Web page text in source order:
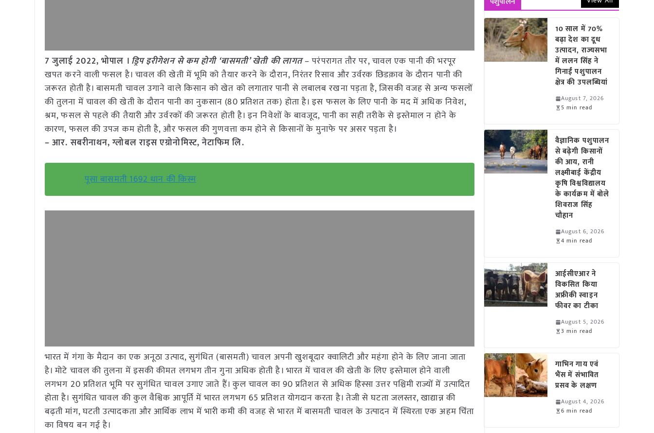
7 जुलाई 2022, भोपाल । ड्रिप इरीगेशन से कम होगी ‘बासमती’ खेती की लागत– परंपरागत तौर पर, चावल एक पानी की भरपूर
खपत करने वाली फसल है। चावल की खेती में भूमि को तैयार करने के दौरान, निरंतर रिसाव और उर्वरक छिडक़ाव के दौरान पानी की
जरूरत होती है। बासमती चावल उगाने वाले किसान को खेत को लगातार पानी से लबालब रखना पड़ता है, जिसकी वजह से अन्य फसलों
की तुलना में चावल की खेती के दौरान पानी का नुकसान (80 प्रतिशत तक) होता है। इस फसल के लिए पानी के मद में अधिक निवेश,
श्रम, फसल से पहले की तैयारी और उर्वरकों की जरूरत होती है। इन निवेशों के बावजूद, पानी का सही तरीके से इस्तेमाल न होने के
कारण, फसल की उपज कम होती है, और फसल की गुणवत्ता कम होने से किसानों के मुनाफे पर असर पड़ता है।
– आर. सबरीनाथन, ग्लोबल राइस एग्रोनोमिस्ट, नेटाफिम लि.
पूसा बासमती 1692 धान की किस्म
भारत में गंगा के मैदान का एक अनूठा उत्पाद, सुगंधित (बासमती) चावल अपनी खुशबूदार क्वालिटी और महंगा होने के लिए जाना जाता
है। मोटे चावल की तुलना में इसकी कीमत लगभग तीन गुना अधिक होती है। भारत में चावल की खेती के लिए इस्तेमाल होने वाली
लगभग 20 प्रतिशत भूमि पर सुगंधित चावल उगाए जाते हैं। कुल चावल का 90 प्रतिशत से अधिक हिस्सा उत्तर पश्चिमी राज्यों में उत्पादित
होता है। सुगंधित चावल की कुल वैश्विक आपूर्ति में भारत लगभग 65 प्रतिशत योगदान करता है। तेजी से घटता जलस्तर, खाद्यान्न की
बढ़ती मांग, घटती उत्पादकता और आर्थिक लाभ में भारी कमी की वजह से भारत में बासमती चावल के उत्पादन में स्थिरता एक अहम चिंता
का विषय बन गई है।
10 साल में 70%
बढ़ा देश का दूध
उत्पादन, राज्यसभा
में ललन सिंह ने
गिनाईं पशुपालन
क्षेत्र की उपलब्धियां
August 7, 2026
5 min read
वैज्ञानिक पशुपालन
से बढ़ेगी किसानों
की आय, रानी
लक्ष्मीबाई केंद्रीय
कृषि विश्वविद्यालय
के कार्यक्रम में बोले
शिवराज सिंह
चौहान
August 6, 2026
4 min read
आईसीएआर ने
विकसित किया
अफ्रीकी स्वाइन
फीवर का टीका
August 5, 2026
3 min read
गाभिन गाय एवं
भैंस में संभावित
प्रसव के लक्षण
August 4, 2026
6 min read